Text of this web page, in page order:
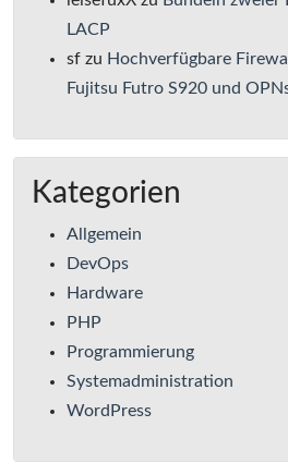
LACP
sf zu Hochverfügbare
Fujitsu Futro S920 und
Kategorien
Allgemein
DevOps
Hardware
PHP
Programmierung
Systemadministration
WordPress